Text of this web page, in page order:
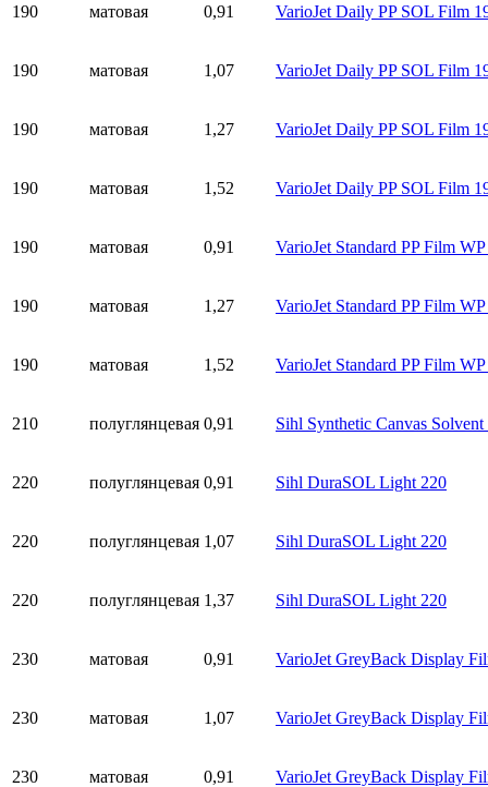
190 матовая 0,91 VarioJet Daily PP SOL Film
190 матовая 1,07 VarioJet Daily PP SOL Film
190 матовая 1,27 VarioJet Daily PP SOL Film
190 матовая 1,52 VarioJet Daily PP SOL Film
190 матовая 0,91 VarioJet Standard PP Film
190 матовая 1,27 VarioJet Standard PP Film
190 матовая 1,52 VarioJet Standard PP Film
210 полуглянцевая 0,91 Sihl Synthetic Canvas Solvent
220 полуглянцевая 0,91 Sihl DuraSOL Light 220
220 полуглянцевая 1,07 Sihl DuraSOL Light 220
220 полуглянцевая 1,37 Sihl DuraSOL Light 220
230 матовая 0,91 VarioJet GreyBack Display
230 матовая 1,07 VarioJet GreyBack Display
230 матовая 0,91 VarioJet GreyBack Display